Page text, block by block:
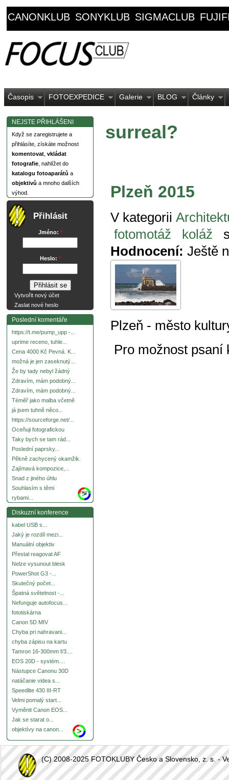
CANONKLUB SONYKLUB SIGMACLUB
Časopis FOTOEXPEDICE Galerie BLOG Články
NEJSTE PŘIHLÁŠENI
Když se zaregistrujete a
přihlásíte, získáte možnost
komentovat vkládat
fotografie , nahlížet do
katalogu fotoaparátů a
objektivů a mnoho dalších
výhod.
Přihlásit
Jméno: *
Heslo: *
Vytvořit nový účet
Zaslat nové heslo
Poslední komentáře
https://t.me/pump_upp -...
uprime receno, tuhle...
Cena 4000 Kč Pevná. K...
možná je jen zaseknutý...
Že by tady nebyl žádný
Zdravím, mám podobný...
Zdravím, mám podobný...
Téměř jako malba včetně
já jsem tuhně něco...
https://sourceforge.net/...
Oceňuji fotografickou
Taky bych se tam rád...
Poslední paprsky...
Pěkně zachycený okamžik.
Zajímavá kompozice,...
Snad z jiného úhlu
Souhlasím s těmi
rybami...
more
Diskuzní konference
kabel USB s...
Jaký je rozdíl mezi...
Manuální objektiv
Přestal reagovat AF
Nelze vysunout blesk
PowerShot G3 -...
Skutečný počet...
Špatná světelnost -...
Nefunguje autofocus...
fototiskárna
Canon 5D MIV
Chyba pri nahravani...
chyba zápisu na kartu
Tamron 16-300mm f/3....
EOS 20D - systém....
Nástupce Canonu 30D
natáčanie videa s...
Speedlite 430 III-RT
Velmi pomalý start...
Vyměnit Canon EOS...
Jak se starat o...
objektívy na canon...
surreal?
Plzeň 2015
V kategorii
fotomotáž
koláž
Hodnocení: Ještě
Plzeň - město
Pro možnost
(C) 2008-2025 FOTOKLUBY Česko a Slovensko, z. s. -